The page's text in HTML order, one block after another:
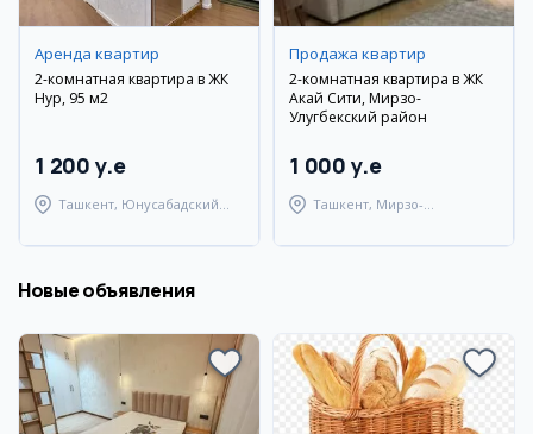
Аренда квартир
2-комнатная квартира в ЖК
Нур, 95 м2
1 200 y.e
Ташкент, Юнусабадский
Продажа квартир
2-комнатная квартира в ЖК
Акай Сити, Мирзо-
Улугбекский район
1 000 y.e
Ташкент, Мирзо-
Новые объявления